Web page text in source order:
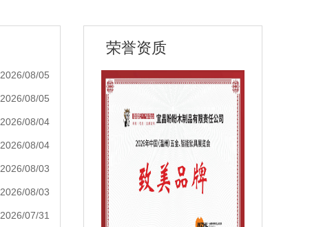
2026/08/05
2026/08/05
2026/08/04
2026/08/04
2026/08/03
2026/08/03
2026/07/31
荣誉资质